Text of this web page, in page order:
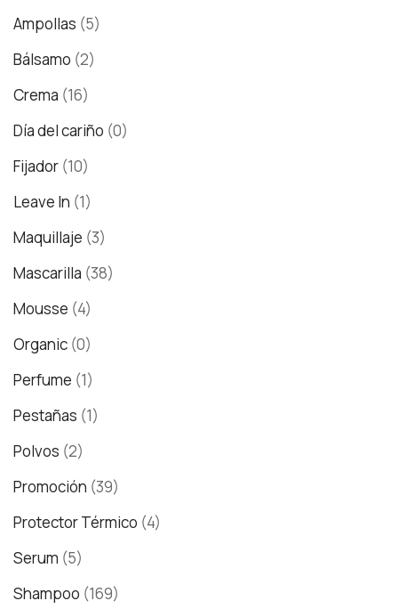
Ampollas (5)
Bálsamo (2)
Crema (16)
Día del cariño (0)
Fijador (10)
Leave In (1)
Maquillaje (3)
Mascarilla (38)
Mousse (4)
Organic (0)
Perfume (1)
Pestañas (1)
Polvos (2)
Promoción (39)
Protector Térmico (4)
Serum (5)
Shampoo (169)